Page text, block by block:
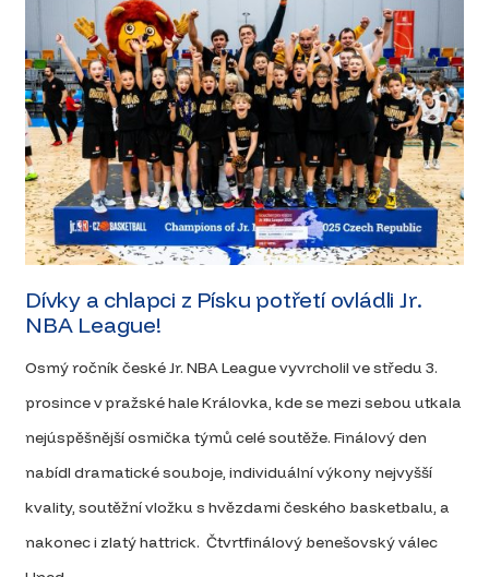
Dívky a chlapci z Písku potřetí ovládli Jr.
NBA League!
Osmý ročník české Jr. NBA League vyvrcholil ve středu 3.
prosince v pražské hale Královka, kde se mezi sebou utkala
nejúspěšnější osmička týmů celé soutěže. Finálový den
nabídl dramatické souboje, individuální výkony nejvyšší
kvality, soutěžní vložku s hvězdami českého basketbalu, a
nakonec i zlatý hattrick. Čtvrtfinálový benešovský válec